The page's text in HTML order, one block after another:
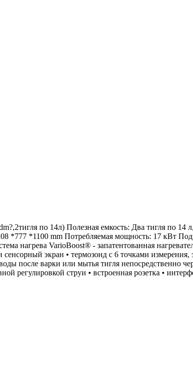
по 14л) Полезная емкость: Два тигля по 14
*777 *1100 mm Потребляемая мощность: 17 кВт
нагрева VarioBoost® - запатентованная
экран • термозонд с 6 точками измерения,
после варки или мытья тигля непосредственно
регулировкой струи • встроенная розетка •